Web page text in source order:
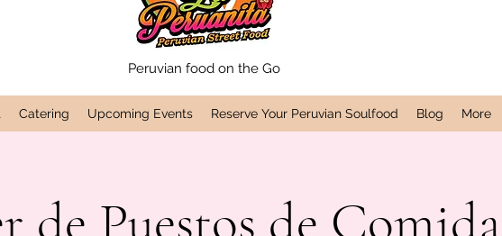
Peruvian food on the Go
Catering Upcoming Events Reserve Your Peruvian Soulfood Blog More
de Puestos de Comida